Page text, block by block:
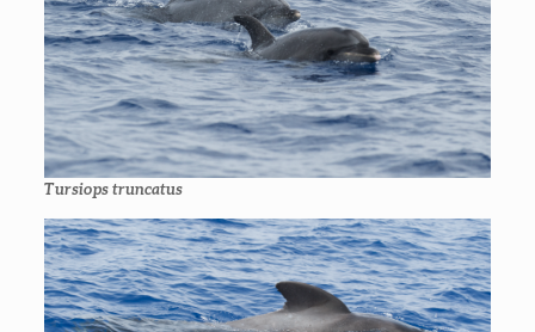
Tursiops truncatus